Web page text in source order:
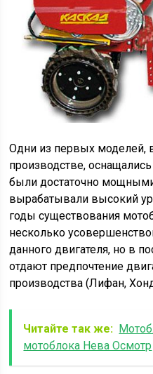
Одни из первых
производстве,
были достаточно
вырабатывали высокий
годы существования
несколько
данного двигателя, но в
отдают предпочтение
производства (Лифан,
Читайте так же:
мотоблока Нева Осмотр